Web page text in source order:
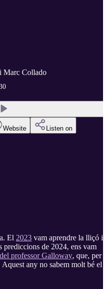
Marc Collado
Website Listen on
El 2023 vam aprendre la lliçó i
de 2024, ens vam
professor Galloway, que, per
any no sabem molt bé el